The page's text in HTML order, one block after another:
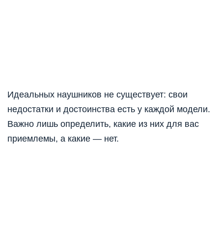
Идеальных наушников не существует: свои
недостатки и достоинства есть у каждой модели.
Важно лишь определить, какие из них для вас
приемлемы, а какие — нет.